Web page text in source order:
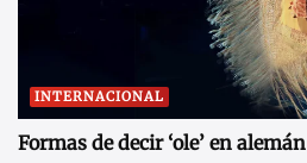
INTERNACIONAL
Formas de decir ‘ole’ en alemán